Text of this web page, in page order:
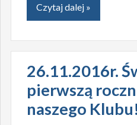
Czytaj dalej »
26.11.2016r.
pierwszą
naszego Klubu!